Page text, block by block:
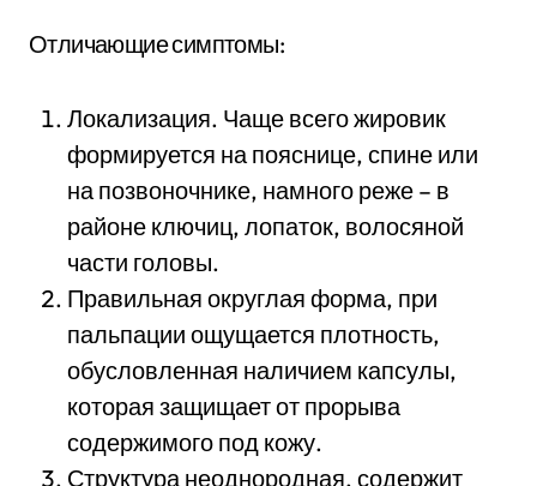
Отличающие симптомы:
Локализация. Чаще всего жировик
формируется на пояснице, спине или
на позвоночнике, намного реже – в
районе ключиц, лопаток, волосяной
части головы.
Правильная округлая форма, при
пальпации ощущается плотность,
обусловленная наличием капсулы,
которая защищает от прорыва
содержимого под кожу.
Структура неоднородная, содержит